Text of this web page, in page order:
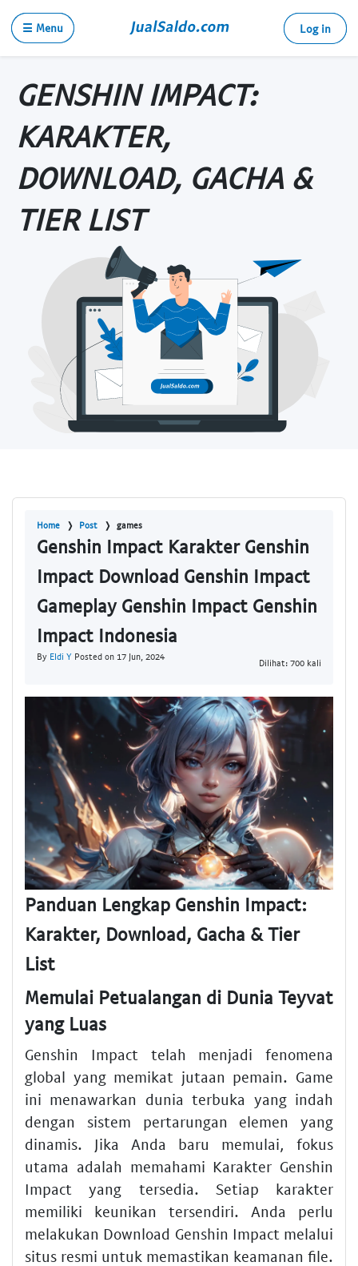
☰ Menu Log in
GENSHIN IMPACT:
KARAKTER,
DOWNLOAD, GACHA &
TIER LIST
Home Post games
Genshin Impact Karakter Genshin
Impact Download Genshin Impact
Gameplay Genshin Impact Genshin
Impact Indonesia
By Eldi Y Posted on 17 Jun, 2024
Dilihat: 700 kali
Panduan Lengkap Genshin Impact:
Karakter, Download, Gacha & Tier
List
Memulai Petualangan di Dunia Teyvat
yang Luas
Genshin Impact telah menjadi fenomena
global yang memikat jutaan pemain. Game
ini menawarkan dunia terbuka yang indah
dengan sistem pertarungan elemen yang
dinamis. Jika Anda baru memulai, fokus
utama adalah memahami Karakter Genshin
Impact yang tersedia. Setiap karakter
memiliki keunikan tersendiri. Anda perlu
melakukan Download Genshin Impact melalui
situs resmi untuk memastikan keamanan file.